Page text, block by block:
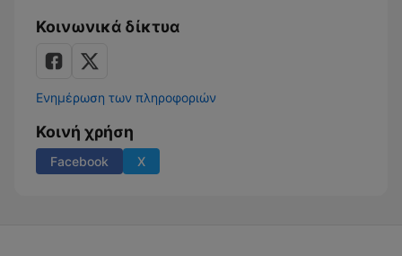
Κοινωνικά δίκτυα
Ενημέρωση των πληροφοριών
Κοινή χρήση
Facebook X